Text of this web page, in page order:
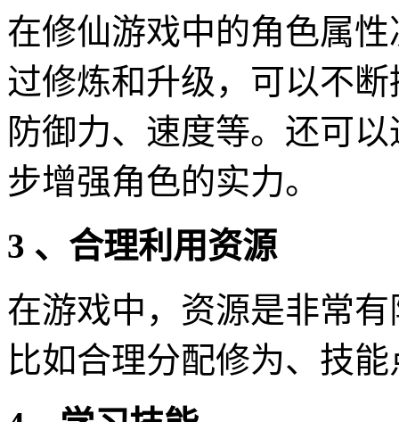
在修仙游戏中的角色属
过修炼和升级，可以不
防御力、速度等。还可
步增强角色的实力。
3 、合理利用资源
在游戏中，资源是非常
比如合理分配修为、技